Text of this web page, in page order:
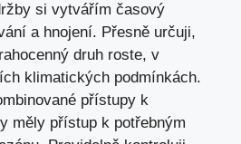
si vytvářím časový
a hnojení. Přesně určuji,
druh roste, v
klimatických podmínkách.
přístupy k
měly přístup k potřebným